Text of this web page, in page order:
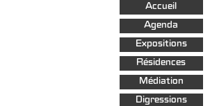
Aller au
contenu
principal
Accueil
Agenda
Expositions
Résidences
Médiation
Digressions